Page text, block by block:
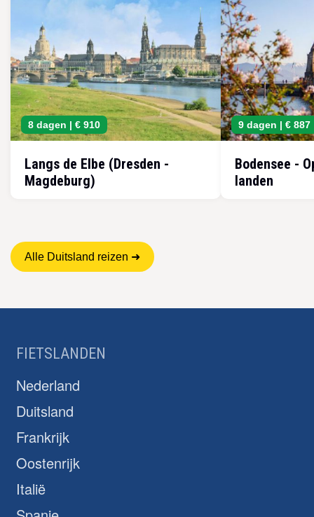
8 dagen | € 910
Langs de Elbe (Dresden -
Magdeburg)
9 dagen | € 887
Bodensee -
landen
Alle Duitsland reizen ➜
FIETSLANDEN
Nederland
Duitsland
Frankrijk
Oostenrijk
Italië